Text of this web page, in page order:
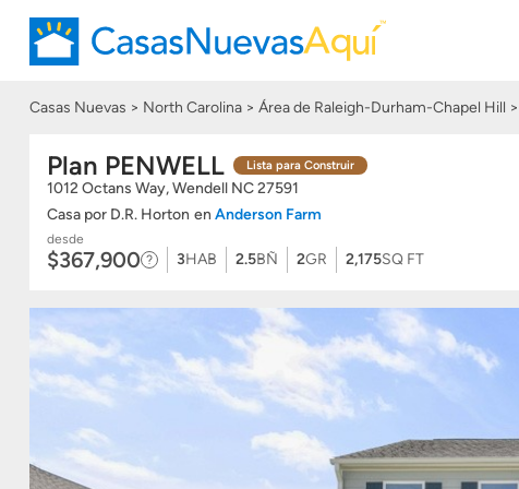
Casas Nuevas North Carolina Área de Raleigh-Durham-Chapel Hill
Plan PENWELL Lista para Construir
1012 Octans Way, Wendell NC27591
Casa por D.R. Horton en Anderson Farm
desde
$367,900 3HAB 2.5BÑ 2GR 2,175SQ FT